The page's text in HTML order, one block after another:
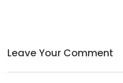
Leave Your Comment